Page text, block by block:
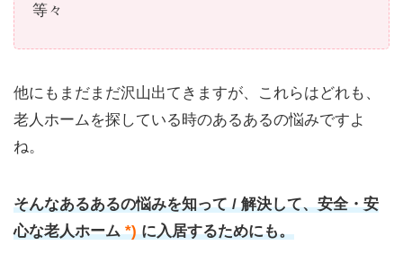
等々
他にもまだまだ沢山出てきますが、これらはどれも、
老人ホームを探している時のあるあるの悩みですよ
ね。
そんなあるあるの悩みを知って / 解決して、安全・安
心な老人ホーム*)に入居するためにも。